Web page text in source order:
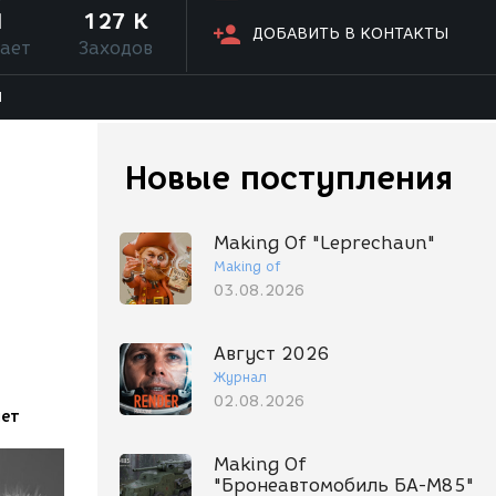
ДОБАВИТЬ В КОНТАКТЫ
127 K
Заходов
Новые поступления
Making Of "Leprechaun"
Making of
03.08.2026
Август 2026
Журнал
02.08.2026
Making Of
"Бронеавтомобиль БА-М85"